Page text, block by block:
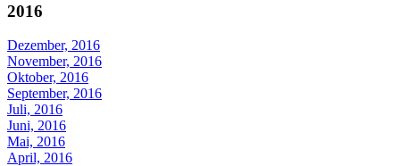
2016
Dezember, 2016
November, 2016
Oktober, 2016
September, 2016
Juli, 2016
Juni, 2016
Mai, 2016
April, 2016